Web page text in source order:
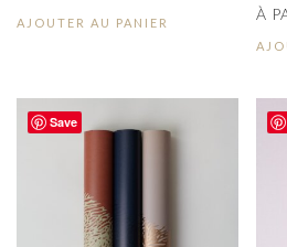
AJOUTER AU PANIER
À
Save